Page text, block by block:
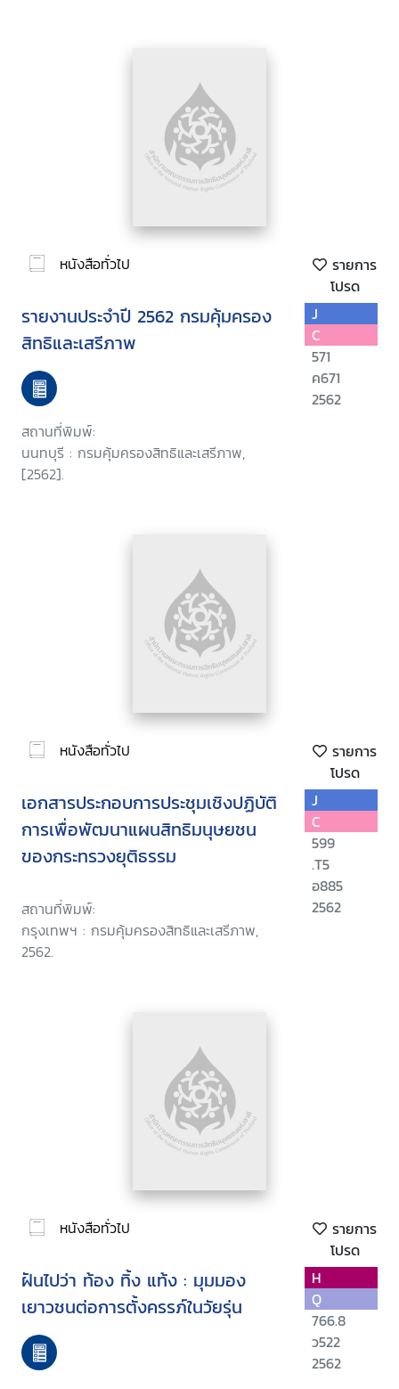
หนังสือทั่วไป
รายการ
โปรด
รายงานประจำปี 2562 กรมคุ้มครอง
สิทธิและเสรีภาพ
สถานที่พิมพ์:
นนทบุรี : กรมคุ้มครองสิทธิและเสรีภาพ,
[2562].
J
C
571
ค671
2562
หนังสือทั่วไป
รายการ
โปรด
เอกสารประกอบการประชุมเชิงปฏิบัติ
การเพื่อพัฒนาแผนสิทธิมนุษยชน
ของกระทรวงยุติธรรม
สถานที่พิมพ์:
กรุงเทพฯ : กรมคุ้มครองสิทธิและเสรีภาพ,
2562.
J
C
599
.T5
อ885
2562
หนังสือทั่วไป
รายการ
โปรด
ฝันไปว่า ท้อง ทิ้ง แท้ง : มุมมอง
เยาวชนต่อการตั้งครรภ์ในวัยรุ่น
H
Q
766.8
ว522
2562